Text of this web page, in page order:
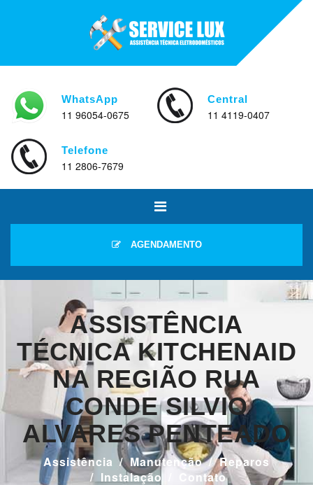
WhatsApp
11 96054-0675
Central
11 4119-0407
Telefone
11 2806-7679
AGENDAMENTO
ASSISTÊNCIA
TÉCNICA KITCHENAID
NA REGIÃO RUA
CONDE SILVIO
ALVARES PENTEADO
Assistência Manutenção
Reparos
Instalação
Contato